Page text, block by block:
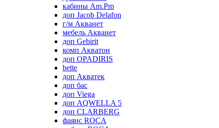
кабины Am.Pm
доп Jacob Delafon
г/м Акванет
мебель Акванет
доп Gebirit
комп Акватон
доп OPADIRIS
bette
доп Акватек
доп бас
доп Viega
доп AQWELLA 5
доп CLARBERG
фаянс ROCA